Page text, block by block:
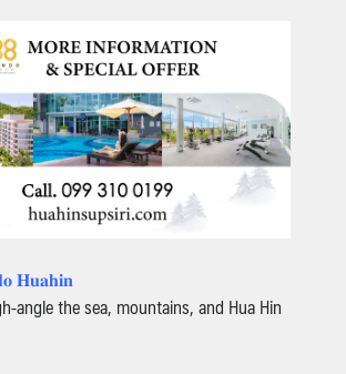
𝐇𝐮𝐚𝐡𝐢𝐧
angle the sea, mountains, and Hua Hin